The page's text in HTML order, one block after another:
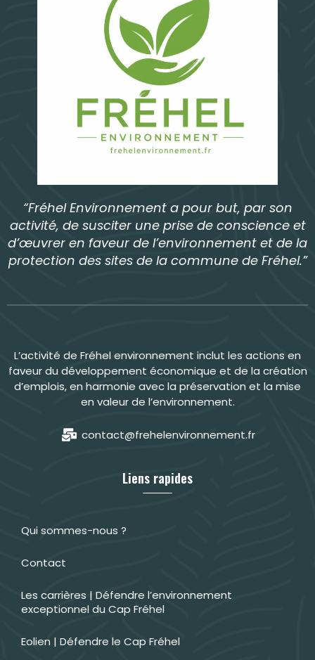
“Fréhel Environnement a pour but, par son
activité, de susciter une prise de conscience et
d’œuvrer en faveur de l’environnement et de la
protection des sites de la commune de Fréhel.”
L’activité de Fréhel environnement inclut les actions en
faveur du développement économique et de la création
d’emplois, en harmonie avec la préservation et la mise
en valeur de l’environnement.
contact@frehelenvironnement.fr
Liens rapides
Qui sommes-nous ?
Contact
Les carrières | Défendre l’environnement
exceptionnel du Cap Fréhel
Eolien | Défendre le Cap Fréhel